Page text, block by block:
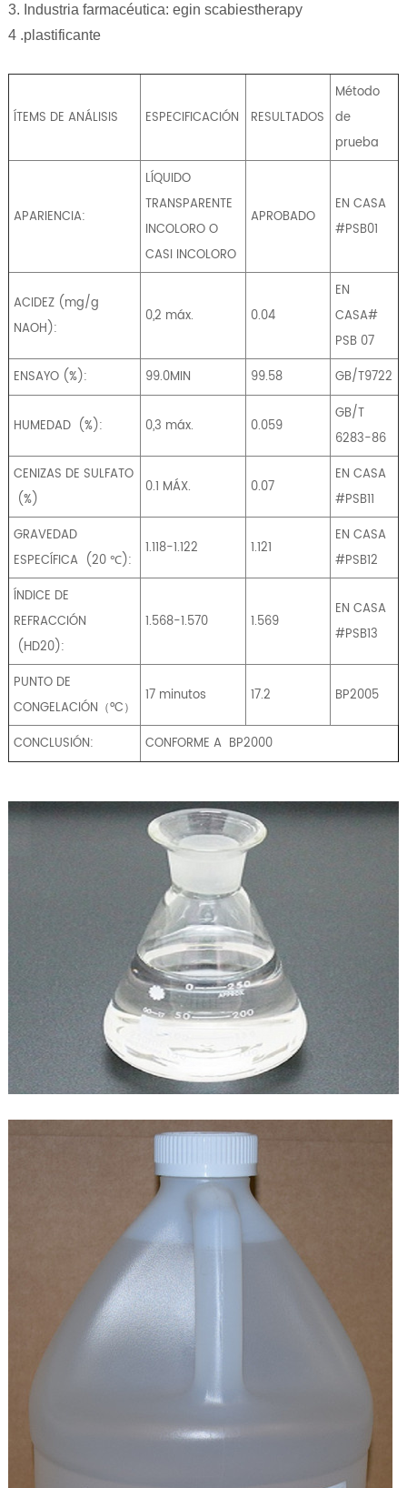
3. Industria farmacéutica: egin scabiestherapy
4 .plastificante
ÍTEMS DE ANÁLISIS ESPECIFICACIÓN RESULTADOS
Método
de
prueba
APARIENCIA:
LÍQUIDO
TRANSPARENTE
INCOLORO O
CASI INCOLORO
APROBADO
EN CASA
#PSB01
ACIDEZ (mg/g
NAOH):
0,2 máx. 0.04
EN
CASA#
PSB 07
ENSAYO (%):
99.0MIN 99.58 GB/T9722
HUMEDAD (%): 0,3 máx. 0.059
GB/T
6283-86
CENIZAS DE SULFATO
(%)
0.1 MÁX. 0.07
EN CASA
#PSB11
GRAVEDAD
ESPECÍFICA (20 ℃):
1.118-1.122 1.121
EN CASA
#PSB12
ÍNDICE DE
REFRACCIÓN
(ΗD20):
1.568-1.570 1.569
EN CASA
#PSB13
PUNTO DE
CONGELACIÓN（°C）
17 minutos 17.2 BP2005
CONCLUSIÓN: CONFORME A BP2000